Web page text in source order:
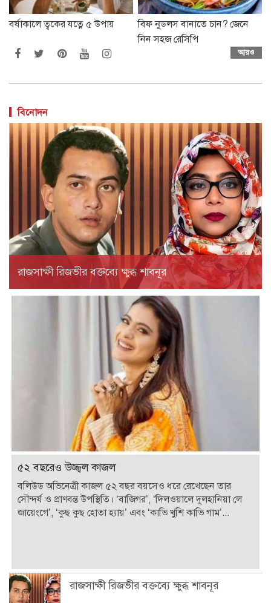
বর্ষাকালে ত্বকের যত্নে ৫ উপায়
বিফ নুডলস বানাতে চান? জেনে
নিন সহজ রেসিপি
আরও
বিনোদন
রাজসাক্ষী রিজভীর বক্তব্যে ক্ষুব্ধ শাবনূর
৫২ বছরেও উজ্জ্বল কাজল
বলিউড অভিনেত্রী কাজল ৫২ বছর বয়সেও ধরে রেখেছেন তার
সৌন্দর্য ও প্রাণবন্ত উপস্থিতি। ‘বাজিগর’, ‘দিলওয়ালে দুলহানিয়া লে
জায়েংগে’, ‘কুছ কুছ হোতা হ্যায়’ এবং ‘কাভি খুশি কাভি গাম’...
রাজসাক্ষী রিজভীর বক্তব্যে ক্ষুব্ধ শাবনূর